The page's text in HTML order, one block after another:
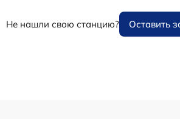
Не нашли свою станцию? Оставить